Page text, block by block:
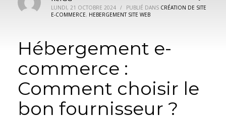
LUNDI, 21 OCTOBRE 2024 / PUBLIÉ DANS CRÉATION DE SITE
E-COMMERCE, HEBERGEMENT SITE WEB
Hébergement e-
commerce :
Comment choisir le
bon fournisseur ?